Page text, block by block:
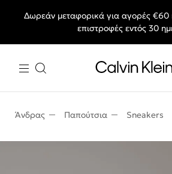
End of Season Deals: Αγαπημένα styles,
Δωρεάν μεταφορικά για αγορές
επιστροφές εντός 30
Άνδρας Παπούτσια Sneakers